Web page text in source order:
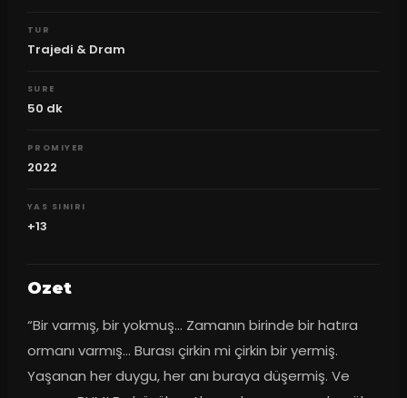
TUR
Trajedi & Dram
SURE
50 dk
PROMIYER
2022
YAS SINIRI
+13
Ozet
“Bir varmış, bir yokmuş… Zamanın birinde bir hatıra
ormanı varmış… Burası çirkin mi çirkin bir yermiş.
Yaşanan her duygu, her anı buraya düşermiş. Ve